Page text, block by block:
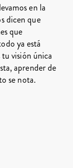
en la
dicen que
que
ya está
visión única
aprender de
se nota.